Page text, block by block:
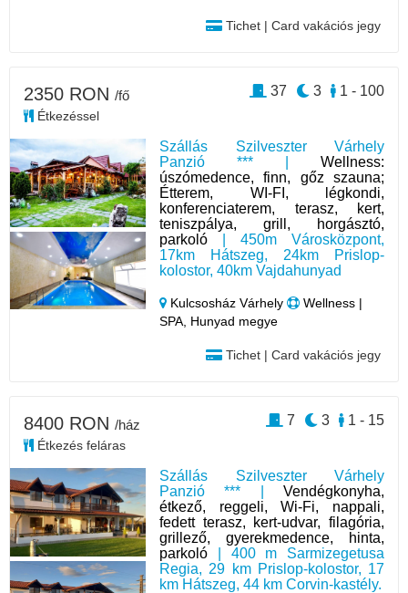
Tichet | Card vakációs jegy
Szállás Szilveszter Várhely
Panzió *** | Wellness:
úszómedence, finn, gőz szauna;
Étterem, WI-FI, légkondi,
konferenciaterem, terasz, kert,
teniszpálya, grill, horgásztó,
parkoló | 450m Városközpont,
17km Hátszeg, 24km Prislop-
kolostor, 40km Vajdahunyad
Kulcsosház Várhely
Wellness |
SPA, Hunyad megye
Tichet | Card vakációs jegy
2350 RON /fő
Étkezéssel
1 - 100
3
37
Szállás Szilveszter Várhely
Panzió *** | Vendégkonyha,
étkező, reggeli, Wi-Fi, nappali,
fedett terasz, kert-udvar, filagória,
grillező, gyerekmedence, hinta,
parkoló | 400 m Sarmizegetusa
Regia, 29 km Prislop-kolostor, 17
km Hátszeg, 44 km Corvin-kastély.
8400 RON /ház
Étkezés feláras
1 - 15
3
7